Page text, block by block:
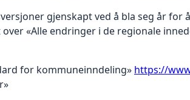
gjenskapt ved å bla seg år
«Alle endringer i de regionale
for kommuneinndeling» https://